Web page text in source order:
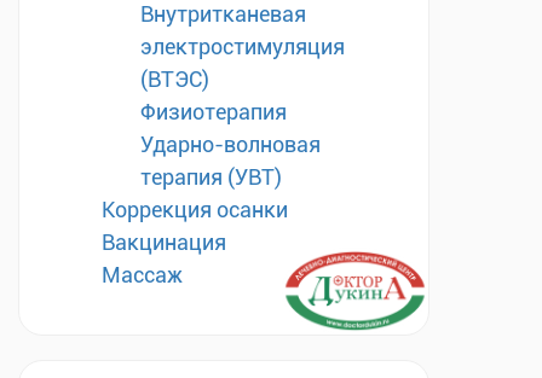
Внутритканевая
электростимуляция
(ВТЭС)
Физиотерапия
Ударно-волновая
терапия (УВТ)
Коррекция осанки
Вакцинация
Массаж